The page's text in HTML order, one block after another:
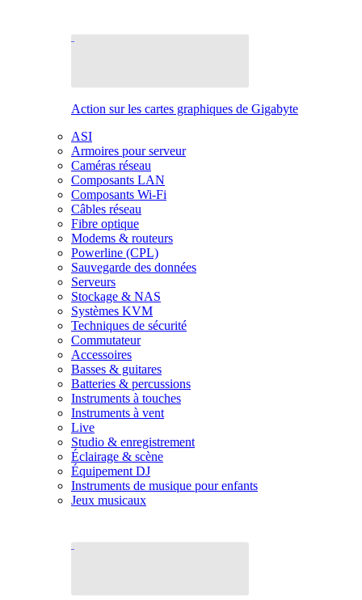
Action sur les cartes graphiques de Gigabyte
ASI
Armoires pour serveur
Caméras réseau
Composants LAN
Composants Wi-Fi
Câbles réseau
Fibre optique
Modems & routeurs
Powerline (CPL)
Sauvegarde des données
Serveurs
Stockage & NAS
Systèmes KVM
Techniques de sécurité
Commutateur
Accessoires
Basses & guitares
Batteries & percussions
Instruments à touches
Instruments à vent
Live
Studio & enregistrement
Éclairage & scène
Équipement DJ
Instruments de musique pour enfants
Jeux musicaux